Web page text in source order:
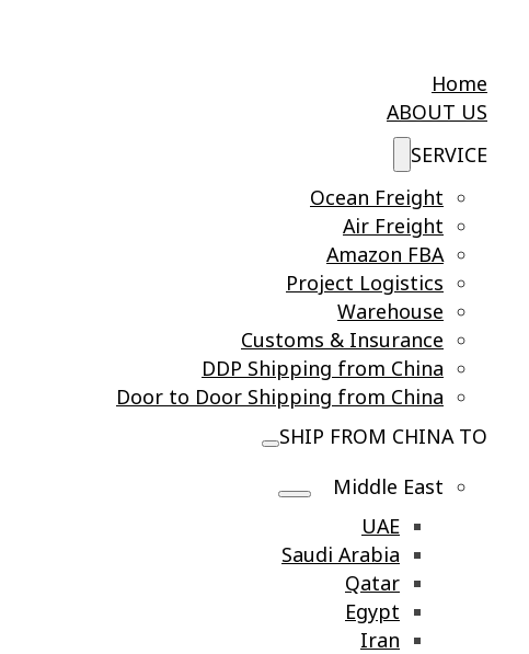
Home
ABOUT US
SERVICE
Ocean Freight
Air Freight
Amazon FBA
Project Logistics
Warehouse
Customs & Insurance
DDP Shipping from China
Door to Door Shipping from China
SHIP FROM CHINA TO
Middle East
UAE
Saudi Arabia
Qatar
Egypt
Iran